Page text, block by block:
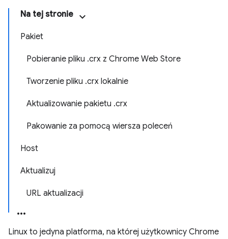
Na tej stronie
Pakiet
Pobieranie pliku .crx z Chrome Web Store
Tworzenie pliku .crx lokalnie
Aktualizowanie pakietu .crx
Pakowanie za pomocą wiersza poleceń
Host
Aktualizuj
URL aktualizacji
Linux to jedyna platforma, na której użytkownicy Chrome